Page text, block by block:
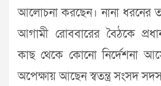
আলোচনা করছেন। নানা ধরনের
আগামী রোববারের বৈঠকে
কাছ থেকে কোনো নির্দেশনা
অপেক্ষায় আছেন স্বতন্ত্র সংসদ